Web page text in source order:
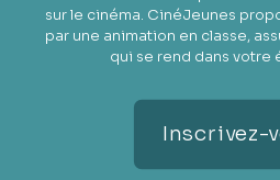
sur le cinéma. CinéJeunes
par une animation en classe,
qui se rend dans votre
Inscrivez-